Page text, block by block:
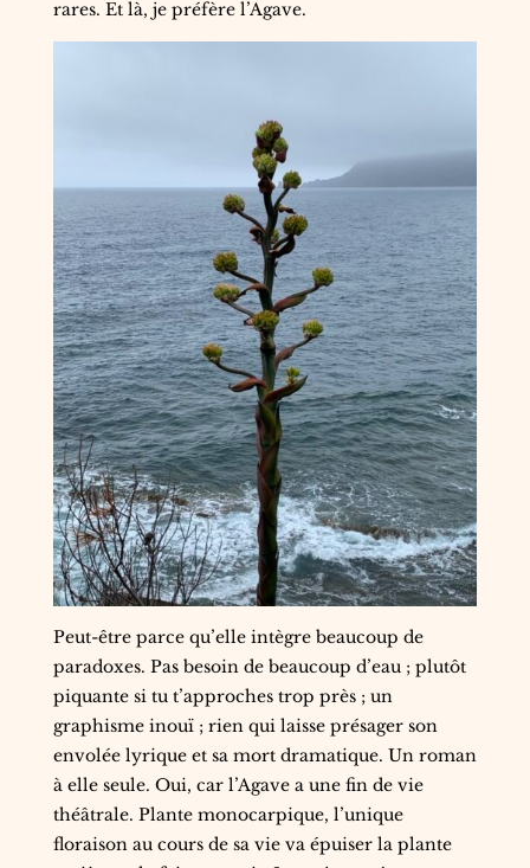
rares. Et là, je préfère l’Agave.
Peut-être parce qu’elle intègre beaucoup de
paradoxes. Pas besoin de beaucoup d’eau ; plutôt
piquante si tu t’approches trop près ; un
graphisme inouï ; rien qui laisse présager son
envolée lyrique et sa mort dramatique. Un roman
à elle seule. Oui, car l’Agave a une fin de vie
théâtrale. Plante monocarpique, l’unique
floraison au cours de sa vie va épuiser la plante